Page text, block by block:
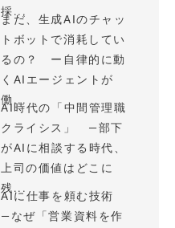
採...
まだ、生成AIのチャッ
トボットで消耗してい
るの？ ー自律的に動
くAIエージェントが
働...
AI時代の「中間管理職
クライシス」 —部下
がAIに相談する時代、
上司の価値はどこに
残...
AIに仕事を頼む技術
—なぜ「営業資料を作